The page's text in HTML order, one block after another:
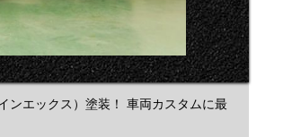
ンエックス）塗装！ 車両カスタムに最